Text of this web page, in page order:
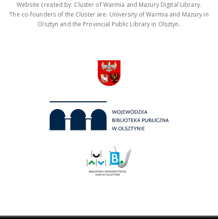
Website created by: Cluster of Warmia and Mazury Digital Library.
The co-founders of the Cluster are: University of Warmia and Mazury in
Olsztyn and the Provincial Public Library in Olsztyn.